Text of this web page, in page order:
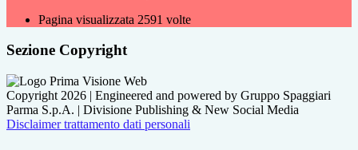
Pagina visualizzata 2591 volte
Sezione Copyright
Copyright 2026 | Engineered and powered by Gruppo Spaggiari
Parma S.p.A. | Divisione Publishing & New Social Media
Disclaimer trattamento dati personali